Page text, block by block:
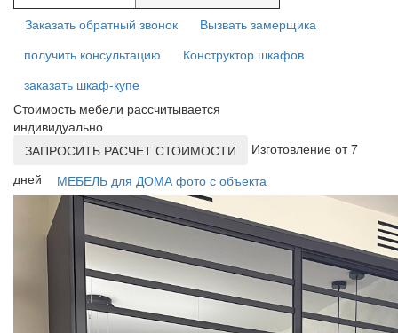
Заказать обратный звонок
Вызвать замерщика
получить консультацию
Конструктор шкафов
заказать шкаф-купе
Стоимость мебели рассчитывается
индивидуально
ЗАПРОСИТЬ РАСЧЕТ СТОИМОСТИ
Изготовление от 7
дней
МЕБЕЛЬ для ДОМА фото с объекта